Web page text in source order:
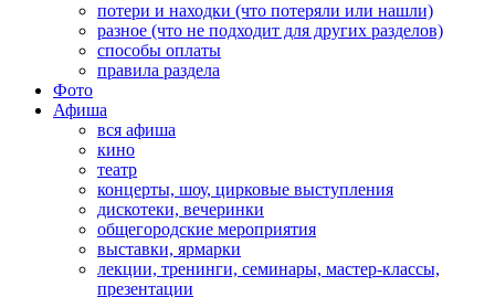
потери и находки (что потеряли или нашли)
разное (что не подходит для других разделов)
способы оплаты
правила раздела
Фото
Афиша
вся афиша
кино
театр
концерты, шоу, цирковые выступления
дискотеки, вечеринки
общегородские мероприятия
выставки, ярмарки
лекции, тренинги, семинары, мастер-классы,
презентации